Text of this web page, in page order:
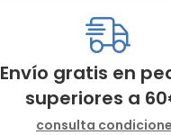
Envío gratis en
superiores a 60
consulta